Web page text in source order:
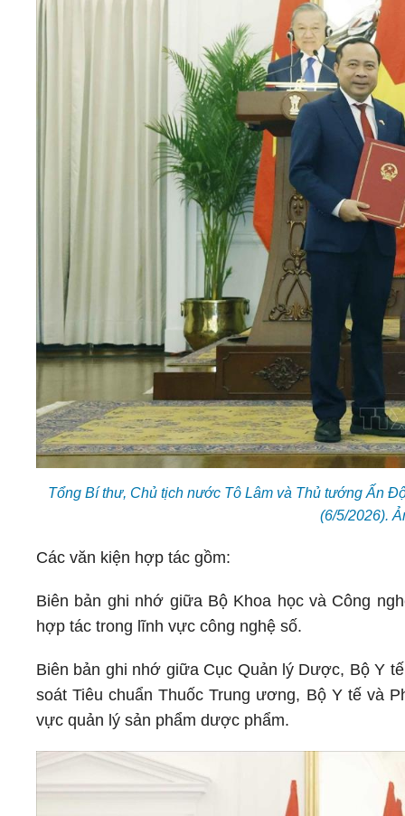
Tổng Bí thư, Chủ tịch nước Tô Lâm và Thủ tướng Ấn
(6/5/2026).
Các văn kiện hợp tác gồm:
Biên bản ghi nhớ giữa Bộ Khoa học và Công
hợp tác trong lĩnh vực công nghệ số.
Biên bản ghi nhớ giữa Cục Quản lý Dược, Bộ Y
soát Tiêu chuẩn Thuốc Trung ương, Bộ Y tế và
vực quản lý sản phẩm dược phẩm.